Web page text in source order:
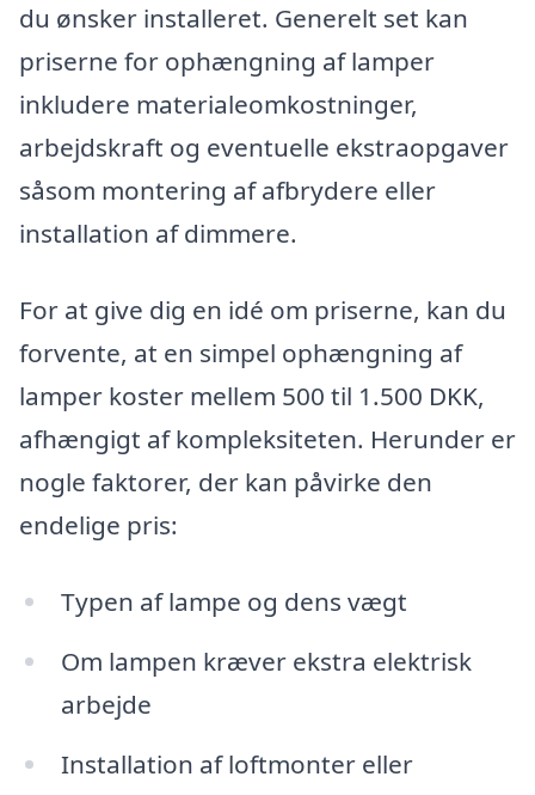
du ønsker installeret. Generelt set kan
priserne for ophængning af lamper
inkludere materialeomkostninger,
arbejdskraft og eventuelle ekstraopgaver
såsom montering af afbrydere eller
installation af dimmere.
For at give dig en idé om priserne, kan du
forvente, at en simpel ophængning af
lamper koster mellem 500 til 1.500 DKK,
afhængigt af kompleksiteten. Herunder er
nogle faktorer, der kan påvirke den
endelige pris:
Typen af lampe og dens vægt
Om lampen kræver ekstra elektrisk
arbejde
Installation af loftmonter eller